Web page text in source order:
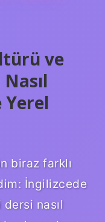
ve
Yerel
biraz farklı
İngilizcede
nasıl